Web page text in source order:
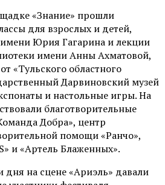
«Знание» прошли
для взрослых и детей,
Юрия Гагарина и лекции
имени Анны Ахматовой,
«Тульского областного
Дарвиновский музей
и настольные игры. На
благотворительные
Добра», центр
помощи «Ранчо»,
и «Артель Блаженных».
дня на сцене«Ариэль» давали